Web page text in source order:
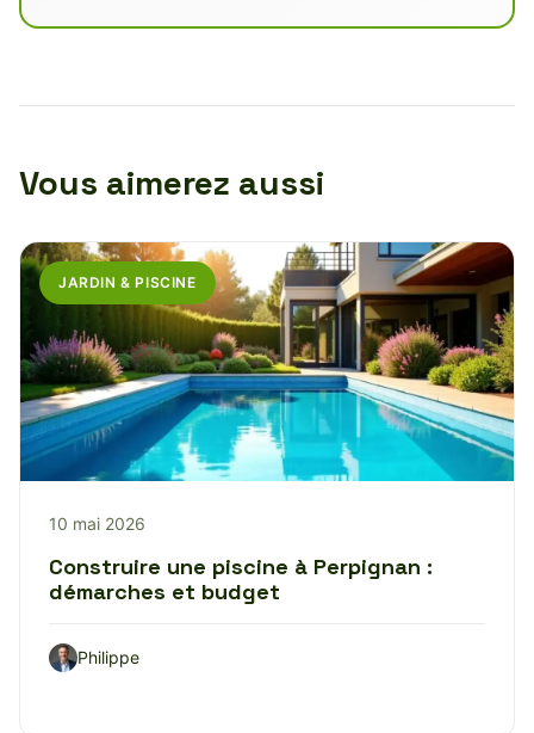
Vous aimerez aussi
JARDIN & PISCINE
10 mai 2026
Construire une piscine à Perpignan :
démarches et budget
Philippe